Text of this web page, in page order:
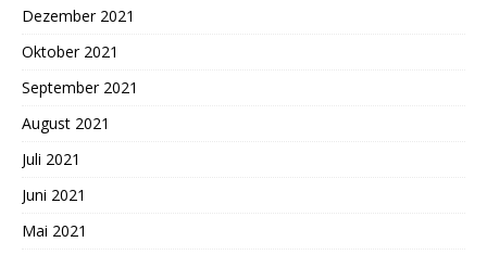
Dezember 2021
Oktober 2021
September 2021
August 2021
Juli 2021
Juni 2021
Mai 2021